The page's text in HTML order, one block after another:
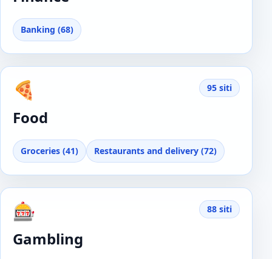
Banking (68)
🍕
Food
95 siti
Groceries (41) Restaurants and delivery (72)
🎰
Gambling
88 siti